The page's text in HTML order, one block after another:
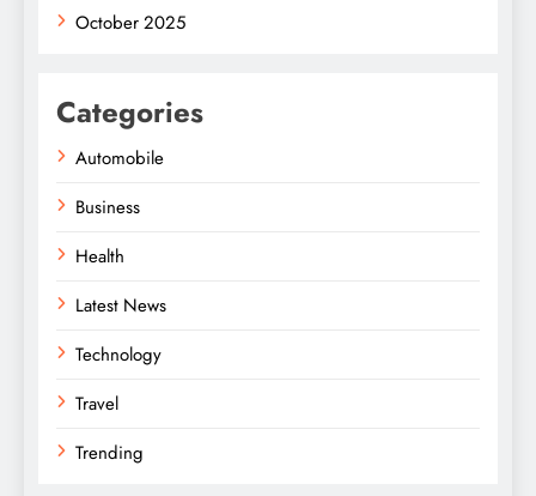
October 2025
Categories
Automobile
Business
Health
Latest News
Technology
Travel
Trending